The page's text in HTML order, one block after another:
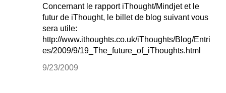
Concernant le rapport iThought/Mindjet et le
futur de iThought, le billet de blog suivant vous
sera utile:
http://www.ithoughts.co.uk/iThoughts/Blog/Entri
es/2009/9/19_The_future_of_iThoughts.html
9/23/2009